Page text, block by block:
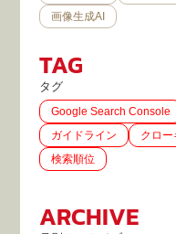
画像生成AI
TAG
タグ
Google Search Console
ガイドライン
クロー
検索順位
ARCHIVE